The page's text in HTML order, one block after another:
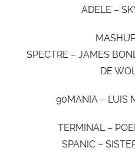
ADELE –
SPECTRE – JAMES
DE
90MANIA – LUIS
TERMINAL –
SPANIC –